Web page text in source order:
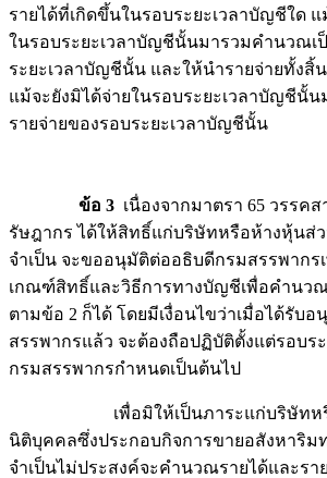
รายได้ที่เกิดขึ้นในรอบระยะเวลาบัญชีใด แ
ในรอบระยะเวลาบัญชีนั้นมารวมคำนวณเ
ระยะเวลาบัญชีนั้น และให้นำรายจ่ายทั้งสิ้
แม้จะยังมิได้จ่ายในรอบระยะเวลาบัญชีนั้
รายจ่ายของรอบระยะเวลาบัญชีนั้น
ข้อ 3 เนื่องจากมาตรา 65 วรรค
รัษฎากร ได้ให้สิทธิ์แก่บริษัทหรือห้างหุ้น
จำเป็น จะขออนุมัติต่ออธิบดีกรมสรรพากร
เกณฑ์สิทธิ์และวิธีการทางบัญชีเพื่อคำนวณ
ตามข้อ 2 ก็ได้ โดยมีเงื่อนไขว่าเมื่อได้รับ
สรรพากรแล้ว จะต้องถือปฏิบัติตั้งแต่รอบร
กรมสรรพากรกำหนดเป็นต้นไป
เพื่อมิให้เป็นภาระแก่บริษัทหรือ
นิติบุคคลซึ่งประกอบกิจการขายอสังหาริ
จำเป็นไม่ประสงค์จะคำนวณรายได้และร